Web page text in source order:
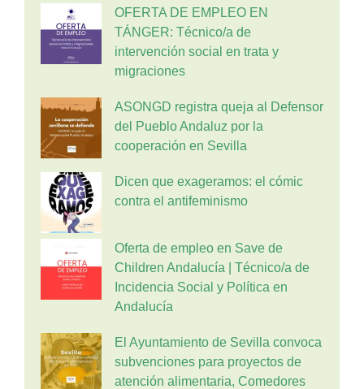
OFERTA DE EMPLEO EN
TÁNGER: Técnico/a de
intervención social en trata y
migraciones
ASONGD registra queja al Defensor
del Pueblo Andaluz por la
cooperación en Sevilla
Dicen que exageramos: el cómic
contra el antifeminismo
Oferta de empleo en Save de
Children Andalucía | Técnico/a de
Incidencia Social y Política en
Andalucía
El Ayuntamiento de Sevilla convoca
subvenciones para proyectos de
atención alimentaria, Comedores